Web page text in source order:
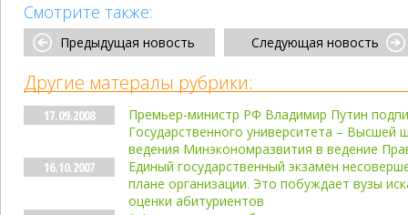
Смотрите также:
Предыдущая новость Следующая новость
Другие матералы рубрики:
17.09.2008
Премьер-министр РФ Владимир Путин
Государственного университета –
ведения Минэкономразвития в ведение
16.10.2007
Единый государственный экзамен
плане организации. Это побуждает вузы
оценки абитуриентов